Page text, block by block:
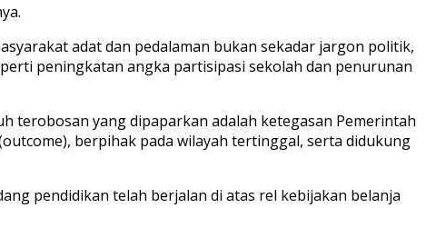
adat dan pedalaman bukan sekadar jargon politik,
peningkatan angka partisipasi sekolah dan penurunan
terobosan yang dipaparkan adalah ketegasan Pemerintah
berpihak pada wilayah tertinggal, serta didukung
pendidikan telah berjalan di atas rel kebijakan belanja